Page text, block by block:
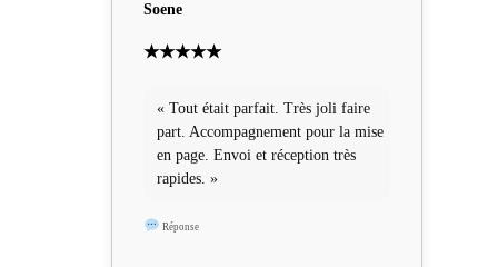
Soene
★★★★★
« Tout était parfait. Très joli faire
part. Accompagnement pour la mise
en page. Envoi et réception très
rapides. »
Réponse